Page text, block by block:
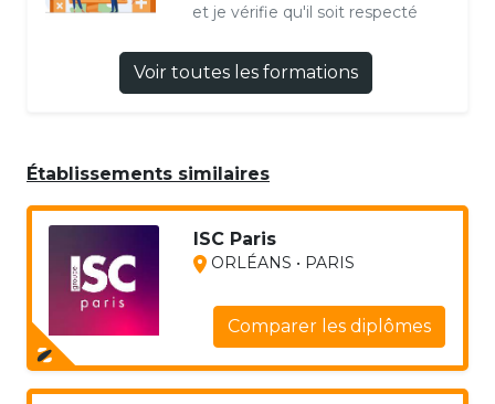
et je vérifie qu'il soit respecté
Voir toutes les formations
Établissements similaires
ISC Paris
ORLÉANS • PARIS
Comparer les diplômes